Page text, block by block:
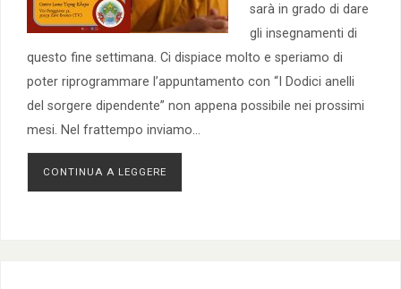
sarà in grado di dare
gli insegnamenti di
questo fine settimana. Ci dispiace molto e speriamo di
poter riprogrammare l’appuntamento con “I Dodici anelli
del sorgere dipendente” non appena possibile nei prossimi
mesi. Nel frattempo inviamo…
CONTINUA A LEGGERE